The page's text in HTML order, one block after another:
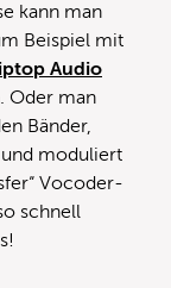
kann man
Beispiel mit
Audio
Oder man
Bänder,
moduliert
Vocoder-
schnell